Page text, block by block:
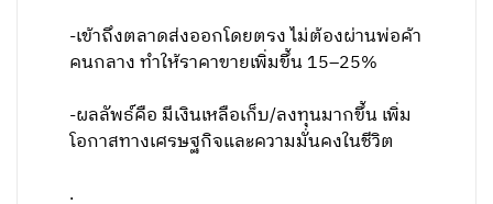
-เข้าถึงตลาดส่งออกโดยตรง ไม่ต้องผ่านพ่อค้า
คนกลาง ทำให้ราคาขายเพิ่มขึ้น 15–25%
-ผลลัพธ์คือ มีเงินเหลือเก็บ/ลงทุนมากขึ้น เพิ่ม
โอกาสทางเศรษฐกิจและความมั่นคงในชีวิต
.